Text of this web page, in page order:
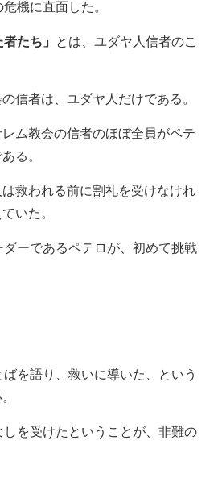
機に直面した。
たち」 とは、ユダヤ人信者のこ
信者は、ユダヤ人だけである。
レム教会の信者のほぼ全員がペテ
る。
は救われる前に割礼を受けなけれ
いた。
ーであるペテロが、初めて挑戦
を語り、救いに導いた、という
を受けたということが、非難の